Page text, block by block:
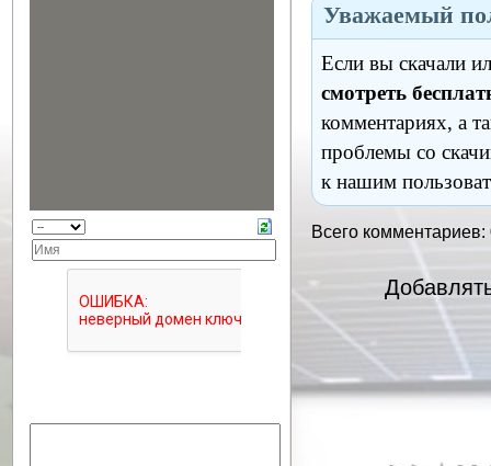
Уважаемый
Если вы скачали
смотреть
комментариях, а
проблемы со
к нашим
Всего комментариев: